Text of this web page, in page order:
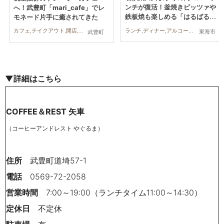
武豊町
へ！武豊町「mari_cafe」でレ
モネード片手に癒されてきた
カフェ,テイクアウト,開店,行ってみたレポ,親子,ワンコイン 東海市
ンチが復活！釜焼きピッツァや
鉄板焼も楽しめる「はるばる」
▼詳細はこちら
COFFEE＆REST 矢車
（コーヒーアンドレスト やぐるま）
住所 武豊町道埼57-1
電話0569-72-2058
営業時間 7:00～19:00（ランチタイム11:00～14:30）
定休日 不定休